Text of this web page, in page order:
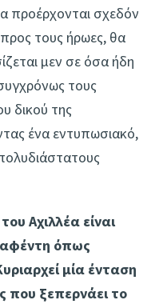
προέρχονται σχεδόν
τους ήρωες, θα
μεν σε όσα ήδη
τους
δικού της
ένα εντυπωσιακό,
Αχιλλέα είναι
όπως
μία ένταση
που ξεπερνάει το